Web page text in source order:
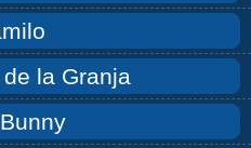
la Granja